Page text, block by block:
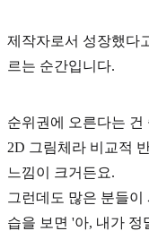
제작자로서 성장했다
르는 순간입니다.
순위권에 오른다는 건
2D 그림체라 비교적
느낌이 크거든요.
그런데도 많은 분들
습을 보면 '아, 내가 정